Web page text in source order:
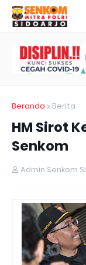
Beranda Berita
HM Sirot
Senkom
Admin Senkom